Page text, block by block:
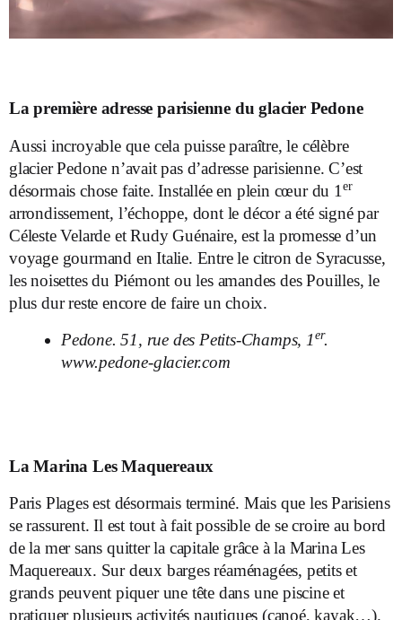
La première adresse parisienne du glacier Pedone
Aussi incroyable que cela puisse paraître, le célèbre
glacier Pedone n’avait pas d’adresse parisienne. C’est
désormais chose faite. Installée en plein cœur du 1 er
arrondissement, l’échoppe, dont le décor a été signé par
Céleste Velarde et Rudy Guénaire, est la promesse d’un
voyage gourmand en Italie. Entre le citron de Syracusse,
les noisettes du Piémont ou les amandes des Pouilles, le
plus dur reste encore de faire un choix.
Pedone. 51, rue des Petits-Champs, 1er.
www.pedone-glacier.com
La Marina Les Maquereaux
Paris Plages est désormais terminé. Mais que les Parisiens
se rassurent. Il est tout à fait possible de se croire au bord
de la mer sans quitter la capitale grâce à la Marina Les
Maquereaux. Sur deux barges réaménagées, petits et
grands peuvent piquer une tête dans une piscine et
pratiquer plusieurs activités nautiques (canoé, kayak…).